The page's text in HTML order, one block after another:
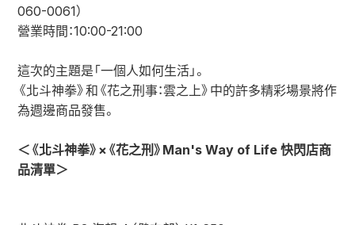
060-0061）
營業時間：10:00-21:00
這次的主題是「一個人如何生活」。
《北斗神拳》和《花之刑事：雲之上》中的許多精彩場景將作
為週邊商品發售。
＜《北斗神拳》×《花之刑》Man's Way of Life 快閃店商
品清單＞